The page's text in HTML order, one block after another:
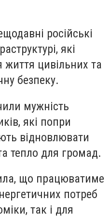
російські
які
цивільних та
безпеку.
мужність
які попри
відновлювати
тепло для громад.
що працюватиме
потреб
так і для